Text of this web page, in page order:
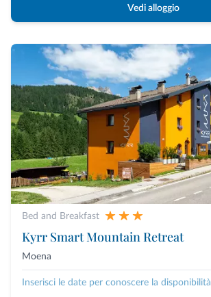
Vedi alloggio
Bed and Breakfast
Kyrr Smart Mountain Retreat
Moena
Inserisci le date per conoscere la disponibilità